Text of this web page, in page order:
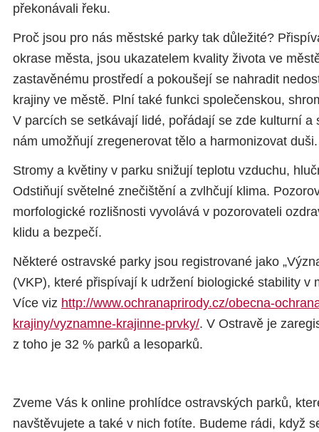
překonávali řeku.
Proč jsou pro nás městské parky tak důležité?
okrase města, jsou ukazatelem kvality života ve
zastavěnému prostředí a pokoušejí se nahradit
krajiny ve městě. Plní také funkci společenskou,
V parcích se setkávají lidé, pořádají se zde kulturní a
nám umožňují zregenerovat tělo a harmonizovat duši.
Stromy a květiny v parku snižují teplotu vzduchu,
Odstiňují světelné znečištění a zvlhčují klima.
morfologické rozlišnosti vyvolává v pozorovateli
klidu a bezpečí.
Některé ostravské parky jsou registrované jako
(VKP), které přispívají k udržení biologické stability v
Více viz http://www.ochranaprirody.cz/obecna-
krajiny/vyznamne-krajinne-prvky/. V Ostravě je
z toho je 32 % parků a lesoparků.
Zveme Vás k online prohlídce ostravských parků,
navštěvujete a také v nich fotíte. Budeme rádi, když